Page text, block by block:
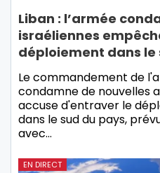
Liban : l’armée
israéliennes
déploiement dans le
Le commandement de
condamne de nouvelles
accuse d'entraver le
dans le sud du pays,
avec…
EN DIRECT